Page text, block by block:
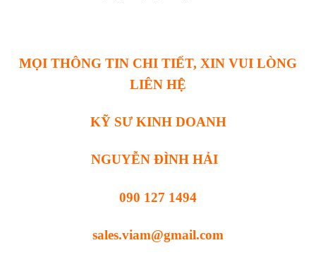
MỌI THÔNG TIN CHI TIẾT, XIN VUI LÒNG
LIÊN HỆ
KỸ SƯ KINH DOANH
NGUYỄN ĐÌNH HẢI
090 127 1494
sales.viam@gmail.com